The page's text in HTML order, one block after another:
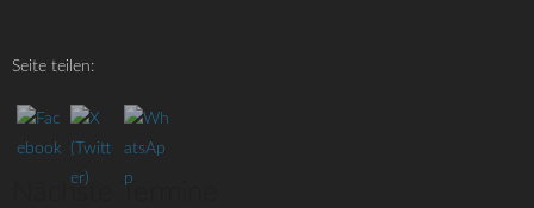
Seite teilen:
Nächste Termine